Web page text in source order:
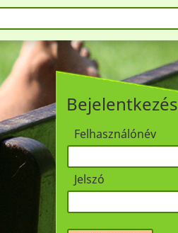
Bejelentkezés
Felhasználónév
Jelszó